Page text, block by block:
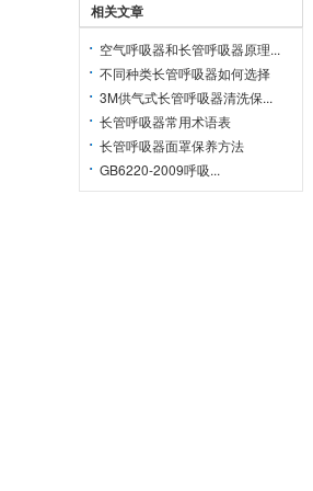
相关文章
空气呼吸器和长管呼吸器原理...
不同种类长管呼吸器如何选择
3M供气式长管呼吸器清洗保...
长管呼吸器常用术语表
长管呼吸器面罩保养方法
GB6220-2009呼吸...